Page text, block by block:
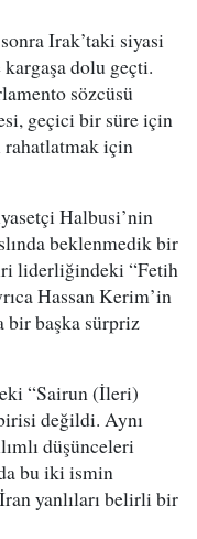
Irak’taki siyasi
dolu geçti.
sözcüsü
geçici bir süre için
rahatlatmak için
Halbusi’nin
beklenmedik bir
liderliğindeki “Fetih
Hassan Kerim’in
bir başka sürpriz
“Sairun (İleri)
değildi. Aynı
düşünceleri
bu iki ismin
yanlıları belirli bir